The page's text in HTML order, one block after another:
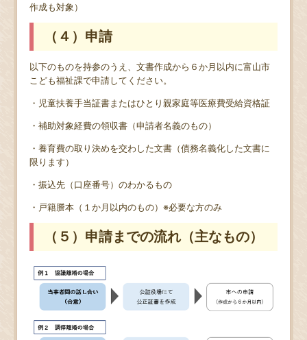
作成も対象）
（４）申請
以下のものを持参のうえ、文書作成から６か月以内に富山市
こども福祉課で申請してください。
・児童扶養手当証書またはひとり親家庭等医療費受給資格証
・補助対象経費の領収書（申請者名義のもの）
・養育費の取り決めを交わした文書（債務名義化した文書に
限ります）
・振込先（口座番号）のわかるもの
・戸籍謄本（１か月以内のもの）※必要な方のみ
（５）申請までの流れ（主なもの）